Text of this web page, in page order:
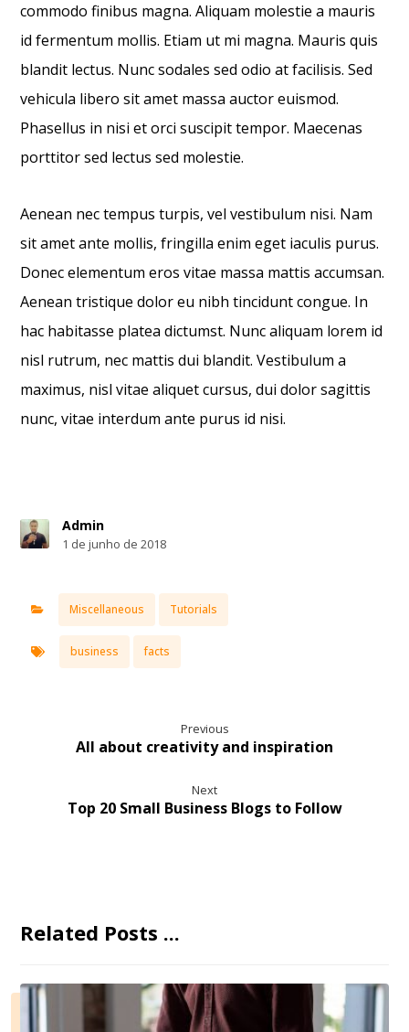
commodo finibus magna. Aliquam molestie a mauris
id fermentum mollis. Etiam ut mi magna. Mauris quis
blandit lectus. Nunc sodales sed odio at facilisis. Sed
vehicula libero sit amet massa auctor euismod.
Phasellus in nisi et orci suscipit tempor. Maecenas
porttitor sed lectus sed molestie.
Aenean nec tempus turpis, vel vestibulum nisi. Nam
sit amet ante mollis, fringilla enim eget iaculis purus.
Donec elementum eros vitae massa mattis accumsan.
Aenean tristique dolor eu nibh tincidunt congue. In
hac habitasse platea dictumst. Nunc aliquam lorem id
nisl rutrum, nec mattis dui blandit. Vestibulum a
maximus, nisl vitae aliquet cursus, dui dolor sagittis
nunc, vitae interdum ante purus id nisi.
Admin
1 de junho de 2018
Miscellaneous Tutorials
business facts
Previous
All about creativity and inspiration
Next
Top 20 Small Business Blogs to Follow
Related Posts ...